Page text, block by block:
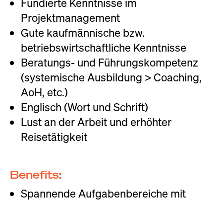
Projektmanagement
Gute kaufmännische bzw.
betriebswirtschaftliche Kenntnisse
Beratungs- und Führungskompetenz
(systemische Ausbildung > Coaching,
AoH, etc.)
Englisch (Wort und Schrift)
Lust an der Arbeit und erhöhter
Reisetätigkeit
Benefits:
Spannende Aufgabenbereiche mit